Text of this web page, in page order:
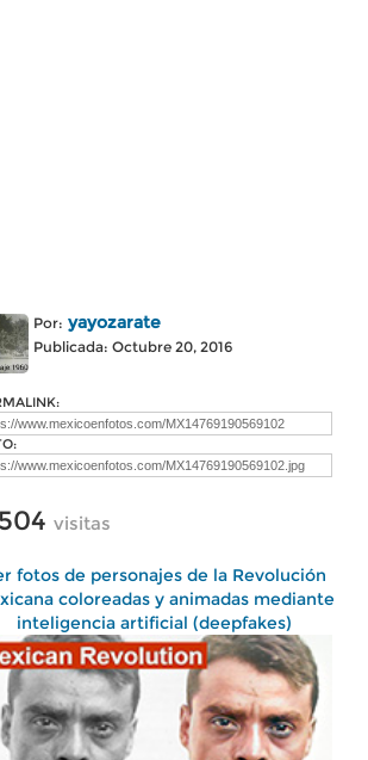
Por: yayozarate
Publicada: Octubre 20, 2016
visitas
fotos de personajes de la Revolución
coloreadas y animadas mediante
inteligencia artificial (deepfakes)